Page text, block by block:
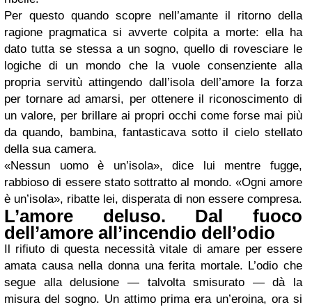
Per questo quando scopre nell’amante il ritorno della
ragione pragmatica si avverte colpita a morte: ella ha
dato tutta se stessa a un sogno, quello di rovesciare le
logiche di un mondo che la vuole consenziente alla
propria servitù attingendo dall’isola dell’amore la forza
per tornare ad amarsi, per ottenere il riconoscimento di
un valore, per brillare ai propri occhi come forse mai più
da quando, bambina, fantasticava sotto il cielo stellato
della sua camera.
«Nessun uomo è un’isola», dice lui mentre fugge,
rabbioso di essere stato sottratto al mondo. «Ogni amore
è un’isola», ribatte lei, disperata di non essere compresa.
L’amore deluso. Dal fuoco
dell’amore all’incendio dell’odio
Il rifiuto di questa necessità vitale di amare per essere
amata causa nella donna una ferita mortale. L’odio che
segue alla delusione — talvolta smisurato — dà la
misura del sogno. Un attimo prima era un’eroina, ora si